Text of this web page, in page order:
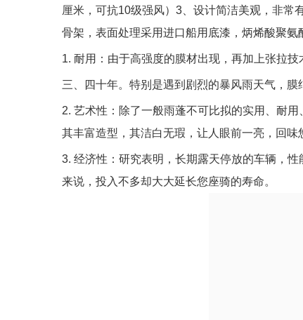
厘米，可抗10级强风） 3 、设计简洁美观，非常
骨架，表面处理采用进口船用底漆，炳烯酸聚氨
1. 耐用：由于高强度的膜材出现，再加上张拉
三、四十年。特别是遇到剧烈的暴风雨天气，膜
2. 艺术性：除了一般雨蓬不可比拟的实用、耐
其丰富造型，其洁白无瑕，让人眼前一亮，回味
3. 经济性：研究表明，长期露天停放的车辆，
来说，投入不多却大大延长您座骑的寿命。